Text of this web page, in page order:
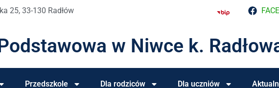
25, 33-130 Radłów
w Niwce k.
Przedszkole Dla rodziców Dla uczniów